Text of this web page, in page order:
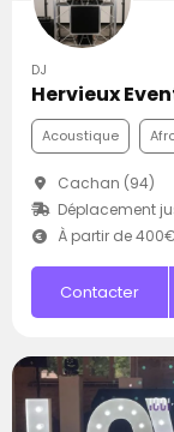
Disco
DJ
Hervieux
Acoustique
Cachan (94)
Déplacement
À partir de 400€
Contacter